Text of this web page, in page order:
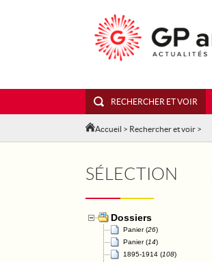
RECHERCHER ET VOIR
Accueil > Rechercher et voir >
SÉLECTION